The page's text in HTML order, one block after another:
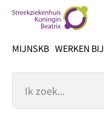
inhoud
MIJNSKB WERKEN BIJ